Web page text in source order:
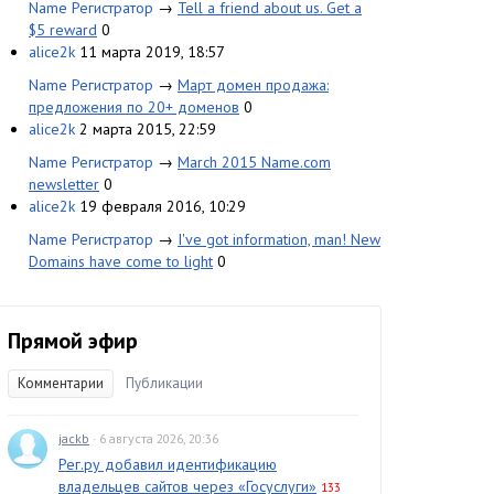
Name Регистратор → Tell a friend about us. Get a
$5 reward 0
alice2k 11 марта 2019, 18:57
Name Регистратор → Март домен продажа:
предложения по 20+ доменов 0
alice2k 2 марта 2015, 22:59
Name Регистратор → March 2015 Name.com
newsletter 0
alice2k 19 февраля 2016, 10:29
Name Регистратор → I've got information, man! New
Domains have come to light 0
Прямой эфир
Комментарии Публикации
jackb · 6 августа 2026, 20:36
Рег.ру добавил идентификацию
владельцев сайтов через «Госуслуги» 133